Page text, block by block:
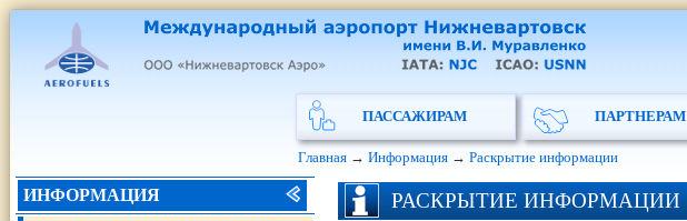
ПАССАЖИРАМ ПАРТНЕРАМ
Главная → Информация → Раскрытие информации
ИНФОРМАЦИЯ
РАСКРЫТИЕ ИНФОРМАЦИИ